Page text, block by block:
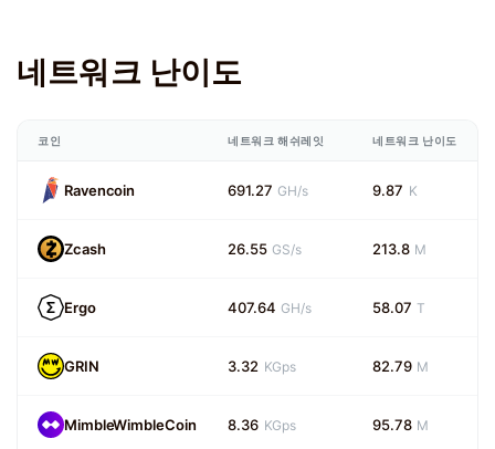
네트워크 난이도
코인 네트워크 해쉬레잇 네트워크 난이도
Ravencoin 691.27 GH/s 9.87 K
Zcash 26.55 GS/s 213.8 M
Ergo 407.64 GH/s 58.07 T
GRIN 3.32 KGps 82.79 M
MimbleWimbleCoin 8.36 KGps 95.78 M